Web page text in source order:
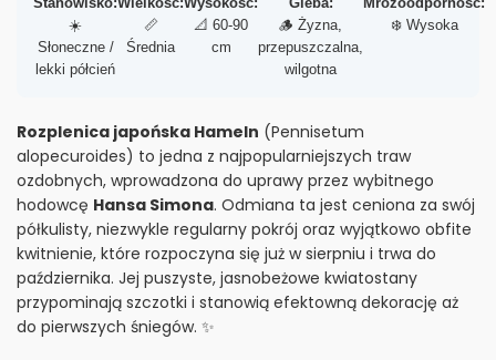
☀️
Słoneczne /
lekki półcień
📏
Średnia
📐 60-90
cm
🪵 Żyzna,
przepuszczalna,
wilgotna
❄️ Wysoka
Rozplenica japońska Hameln (Pennisetum
alopecuroides) to jedna z najpopularniejszych traw
ozdobnych, wprowadzona do uprawy przez wybitnego
hodowcę Hansa Simona. Odmiana ta jest ceniona za swój
półkulisty, niezwykle regularny pokrój oraz wyjątkowo obfite
kwitnienie, które rozpoczyna się już w sierpniu i trwa do
października. Jej puszyste, jasnobeżowe kwiatostany
przypominają szczotki i stanowią efektowną dekorację aż
do pierwszych śniegów. ✨